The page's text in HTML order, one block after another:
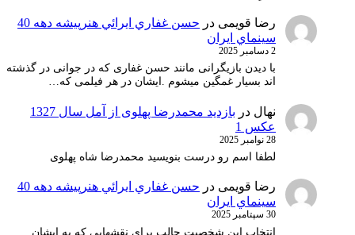
رضا قویمی در
حسن غفاري ايرائي هنرپيشه دهه 40
سينماي ايران
2 دسامبر 2025
با دیدن بازیگرانی مانند حسن غفاری که در جوانی در گذشته
اند بسیار غمگین میشوم .ایشان در هر فیلمی که…
نهال در
بازدید محمدرضا پهلوی از آمل سال 1327
عکس 1
28 نوامبر 2025
لطفا اسم رو درست بنویسید محمدرضا شاه پهلوی
رضا قویمی در
حسن غفاري ايرائي هنرپيشه دهه 40
سينماي ايران
30 سپتامبر 2025
انتخاب ابن شخصیت جالب برای نقشهایی که به ایشان